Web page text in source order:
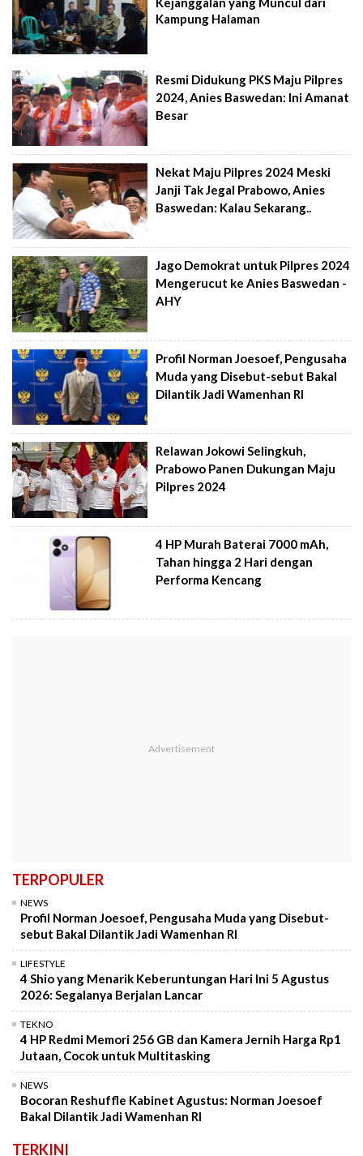
Kampung Halaman
Resmi Didukung PKS Maju Pilpres
2024, Anies Baswedan: Ini Amanat
Besar
Nekat Maju Pilpres 2024 Meski
Janji Tak Jegal Prabowo, Anies
Baswedan: Kalau Sekarang..
Jago Demokrat untuk Pilpres 2024
Mengerucut ke Anies Baswedan -
AHY
Profil Norman Joesoef, Pengusaha
Muda yang Disebut-sebut Bakal
Dilantik Jadi Wamenhan RI
Relawan Jokowi Selingkuh,
Prabowo Panen Dukungan Maju
Pilpres 2024
4 HP Murah Baterai 7000 mAh,
Tahan hingga 2 Hari dengan
Performa Kencang
TERPOPULER
NEWS
Profil Norman Joesoef, Pengusaha Muda yang Disebut-
sebut Bakal Dilantik Jadi Wamenhan RI
LIFESTYLE
4 Shio yang Menarik Keberuntungan Hari Ini 5 Agustus
2026: Segalanya Berjalan Lancar
TEKNO
4 HP Redmi Memori 256 GB dan Kamera Jernih Harga Rp1
Jutaan, Cocok untuk Multitasking
NEWS
Bocoran Reshuffle Kabinet Agustus: Norman Joesoef
Bakal Dilantik Jadi Wamenhan RI
TERKINI